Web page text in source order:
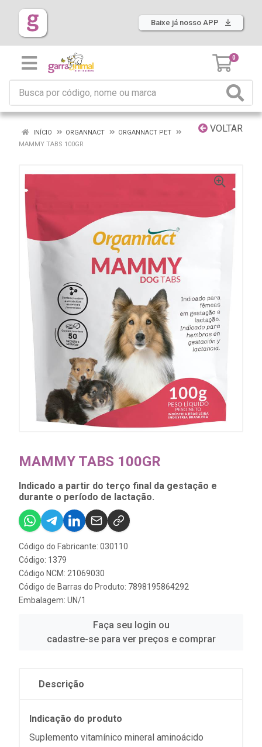
Baixe já nosso APP
0
VOLTAR
INÍCIO ORGANNACT
ORGANNACT PET
MAMMY TABS 100GR
MAMMY TABS 100GR
Indicado a partir do terço final da gestação e
durante o período de lactação.
Código do Fabricante: 030110
Código: 1379
Código NCM: 21069030
Código de Barras do Produto: 7898195864292
Embalagem: UN/1
Faça seu login ou
cadastre-se para ver preços e comprar
Descrição
Indicação do produto
Suplemento vitamínico mineral aminoácido